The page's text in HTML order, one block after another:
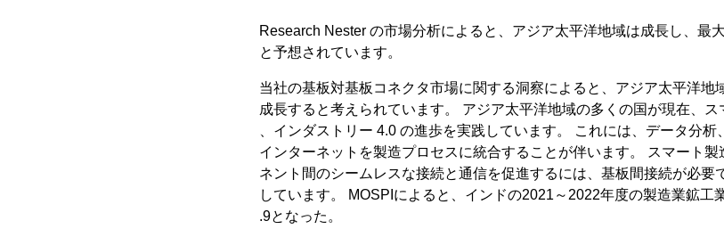
Research Nester の市場分析によると、アジア太平洋地域は成長し、最
と予想されています。
当社の基板対基板コネクタ市場に関する洞察によると、アジア太平洋地
成長すると考えられています。 アジア太平洋地域の多くの国が現在、
、インダストリー 4.0 の進歩を実践しています。 これには、データ分
インターネットを製造プロセスに統合することが伴います。 スマート
ネント間のシームレスな接続と通信を促進するには、基板間接続が必要
しています。 MOSPIによると、インドの2021～2022年度の製造業鉱工
.9となった。